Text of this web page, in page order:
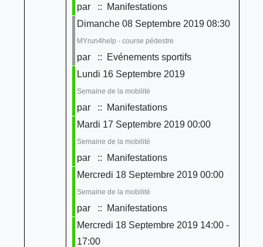
par
:: Manifestations
Dimanche 08 Septembre 2019 08:30
MYrun4help - course pédestre
par
:: Evénements sportifs
Lundi 16 Septembre 2019
Semaine de la mobilité
par
:: Manifestations
Mardi 17 Septembre 2019 00:00
Semaine de la mobilité
par
:: Manifestations
Mercredi 18 Septembre 2019 00:00
Semaine de la mobilité
par
:: Manifestations
Mercredi 18 Septembre 2019 14:00 -
17:00